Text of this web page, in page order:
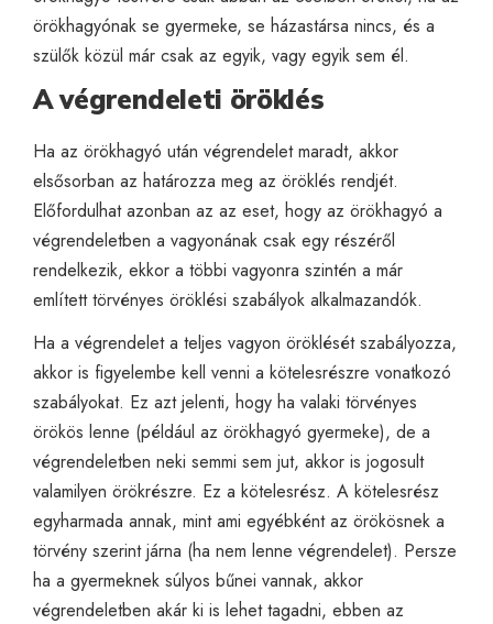
örökhagyónak se gyermeke, se házastársa nincs, és a
szülők közül már csak az egyik, vagy egyik sem él.
A végrendeleti öröklés
Ha az örökhagyó után végrendelet maradt, akkor
elsősorban az határozza meg az öröklés rendjét.
Előfordulhat azonban az az eset, hogy az örökhagyó a
végrendeletben a vagyonának csak egy részéről
rendelkezik, ekkor a többi vagyonra szintén a már
említett törvényes öröklési szabályok alkalmazandók.
Ha a végrendelet a teljes vagyon öröklését szabályozza,
akkor is figyelembe kell venni a kötelesrészre vonatkozó
szabályokat. Ez azt jelenti, hogy ha valaki törvényes
örökös lenne (például az örökhagyó gyermeke), de a
végrendeletben neki semmi sem jut, akkor is jogosult
valamilyen örökrészre. Ez a kötelesrész. A kötelesrész
egyharmada annak, mint ami egyébként az örökösnek a
törvény szerint járna (ha nem lenne végrendelet). Persze
ha a gyermeknek súlyos bűnei vannak, akkor
végrendeletben akár ki is lehet tagadni, ebben az